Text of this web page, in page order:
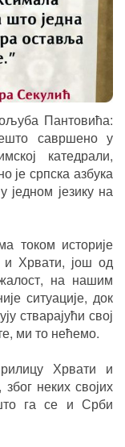
Пантовића:
савршено у
катедрали,
је српска азбука
једном језику на
током историје
Хрвати, још од
на нашим
ситуације, док
стварајући свој
ми то нећемо.
Хрвати и
неких својих
га се и Срби